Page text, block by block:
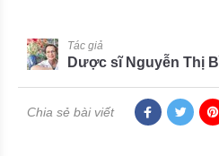
Tác giả
Dược sĩ Nguyễn Thị
Chia sẻ bài viết